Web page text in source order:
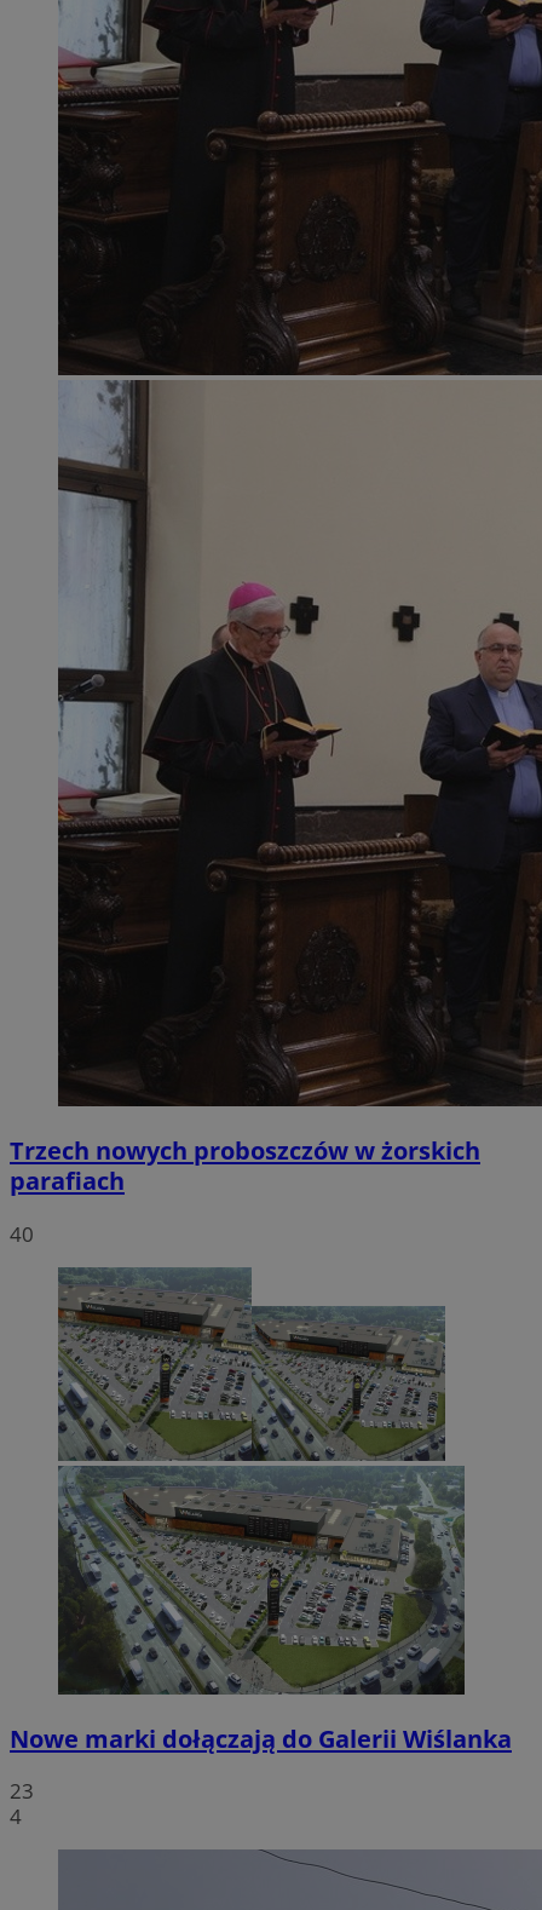
Trzech nowych proboszczów w żorskich
parafiach
40
Nowe marki dołączają do Galerii Wiślanka
23
4